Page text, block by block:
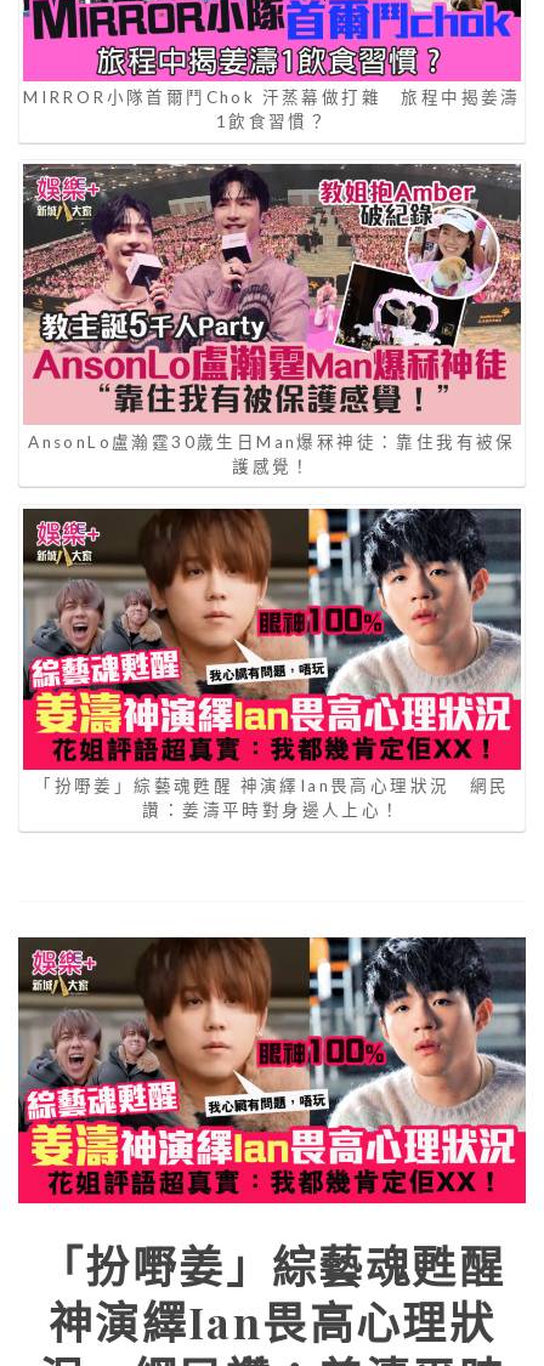
MIRROR小隊首爾鬥Chok 汗蒸幕做打雜 旅程中揭姜濤
1飲食習慣？
AnsonLo盧瀚霆30歲生日Man爆冧神徒：靠住我有被保
護感覺！
「扮嘢姜」綜藝魂甦醒 神演繹Ian畏高心理狀況 網民
讚：姜濤平時對身邊人上心！
「扮嘢姜」綜藝魂甦醒
神演繹Ian畏高心理狀